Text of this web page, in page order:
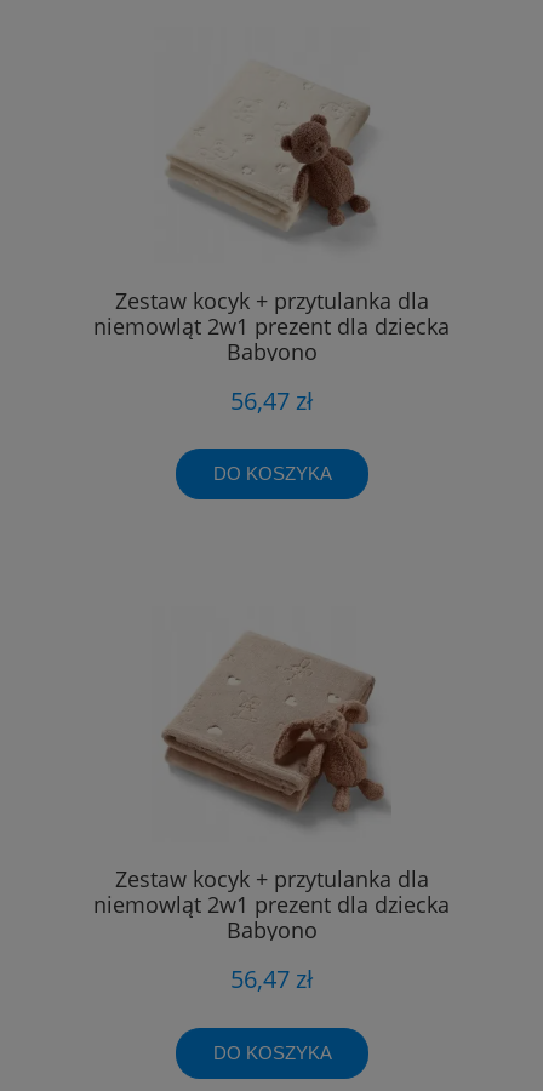
Zestaw kocyk + przytulanka dla
niemowląt 2w1 prezent dla dziecka
Babyono
56,47 zł
DO KOSZYKA
Zestaw kocyk + przytulanka dla
niemowląt 2w1 prezent dla dziecka
Babyono
56,47 zł
DO KOSZYKA